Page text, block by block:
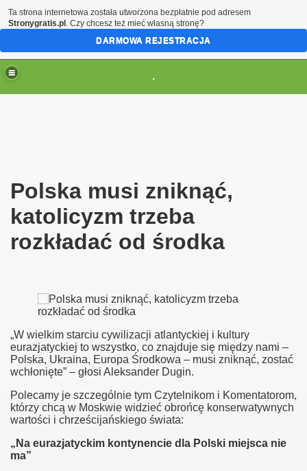
.
Polska musi zniknąć,
katolicyzm trzeba
rozkładać od środka
„W wielkim starciu cywilizacji atlantyckiej i kultury
eurazjatyckiej to wszystko, co znajduje się między nami –
Polska, Ukraina, Europa Środkowa – musi zniknąć, zostać
wchłonięte” – głosi Aleksander Dugin.
Polecamy je szczególnie tym Czytelnikom i Komentatorom,
którzy chcą w Moskwie widzieć obrońcę konserwatywnych
wartości i chrześcijańskiego świata:
„Na eurazjatyckim kontynencie dla Polski miejsca nie
ma”
- c. 1.
Ta strona internetowa została utworzona bezpłatnie pod adresem
Stronygratis.pl . Czy chcesz też mieć własną stronę?
DARMOWA REJESTRACJA